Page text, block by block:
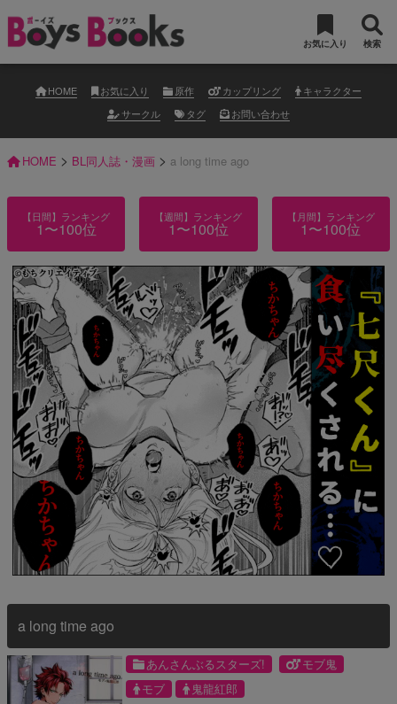
お気に入り 検索
HOME お気に入り 原作 カップリング
キャラクター
サークル
タグ お問い合わせ
HOME > BL同人誌・漫画 > a long time ago
【日間】ランキング
1〜100位
【週間】ランキング
1〜100位
【月間】ランキング
1〜100位
a long time ago
あんさんぶるスターズ!
モブ鬼
モブ
鬼龍紅郎